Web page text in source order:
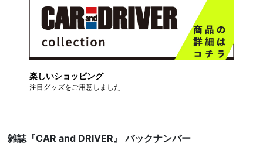
楽しいショッピング
注目グッズをご用意しました
雑誌『CAR and DRIVER』 バックナンバー